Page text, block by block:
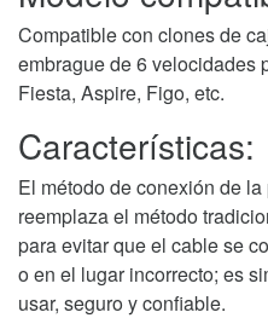
de
caja
de
cambios
Ford
DPS6
cantidad
Compatible con clones de
embrague de 6 velocidades
Fiesta, Aspire, Figo, etc.
Características:
El método de conexión de
reemplaza el método
para evitar que el cable se
o en el lugar incorrecto; es
usar, seguro y confiable.